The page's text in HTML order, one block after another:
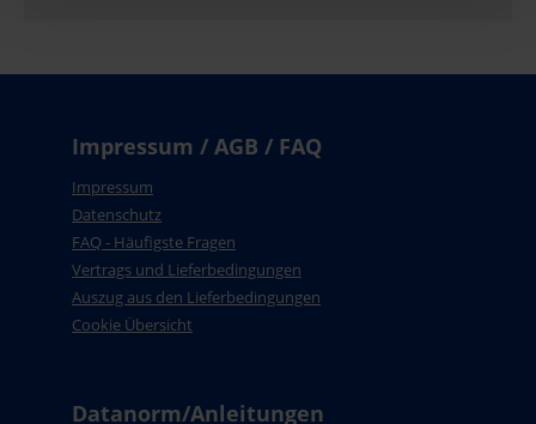
Impressum / AGB / FAQ
Impressum
Datenschutz
FAQ - Häufigste Fragen
Vertrags und Lieferbedingungen
Auszug aus den Lieferbedingungen
Cookie Übersicht
Datanorm/Anleitungen